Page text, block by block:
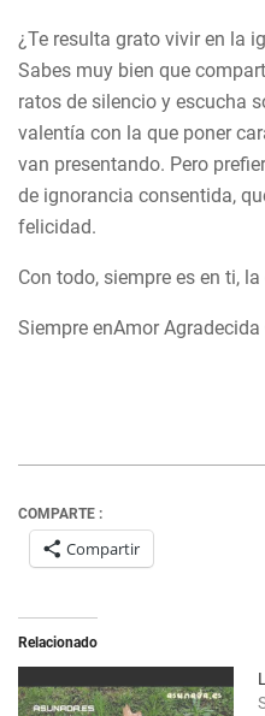
¿Te resulta grato vivir en la
Sabes muy bien que
ratos de silencio y escucha
valentía con la que poner
van presentando. Pero
de ignorancia consentida,
felicidad.
Con todo, siempre es en ti,
Siempre enAmor
COMPARTE :
Compartir
Relacionado